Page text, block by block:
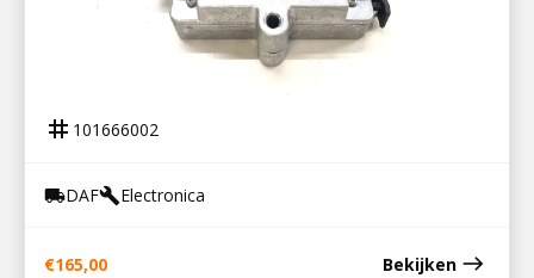
STUURKAST TELEFOONINTERFACE XF106
tag 101666002
local_shippingDAFbuildElectronica
€165,00 Bekijken east